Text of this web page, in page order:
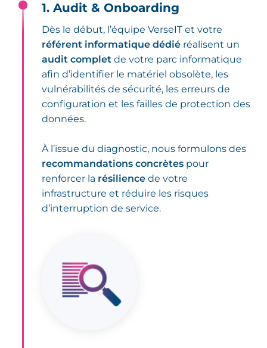
1. Audit & Onboarding
Dès le début, l’équipe VerseIT et votre
référent informatique dédié réalisent un
audit complet de votre parc informatique
afin d’identifier le matériel obsolète, les
vulnérabilités de sécurité, les erreurs de
configuration et les failles de protection des
données.
À l’issue du diagnostic, nous formulons des
recommandations concrètes pour
renforcer la résilience de votre
infrastructure et réduire les risques
d’interruption de service.